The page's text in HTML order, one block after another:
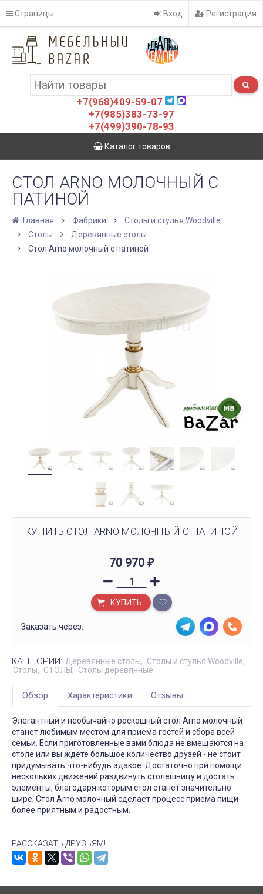
Страницы Вход Регистрация
+7(968)409-59-07
+7(985)383-73-97
+7(499)390-78-93
Каталог товаров
СТОЛ ARNO МОЛОЧНЫЙ C
ПАТИНОЙ
Главная Фабрики
Столы и стулья Woodville
Столы
Деревянные столы
Стол Arno молочный c патиной
КУПИТЬ СТОЛ ARNO МОЛОЧНЫЙ C ПАТИНОЙ
70 970 ₽
КУПИТЬ
Заказать через:
КАТЕГОРИИ: Деревянные столы
Столы и стулья Woodville
Столы
СТОЛЫ Столы деревянные
Обзор Характеристики Отзывы
Элегантный и необычайно роскошный стол Arno молочный
станет любимым местом для приема гостей и сбора всей
семьи. Если приготовленные вами блюда не вмещаются на
столе или вы ждете большое количество друзей - не стоит
придумывать что-нибудь эдакое. Достаточно при помощи
нескольких движений раздвинуть столешницу и достать
элементы, благодаря которым стол станет значительно
шире. Стол Arno молочный сделает процесс приема пищи
более приятным и радостным.
РАССКАЗАТЬ ДРУЗЬЯМ!